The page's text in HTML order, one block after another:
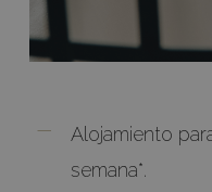
Alojamiento
semana*.